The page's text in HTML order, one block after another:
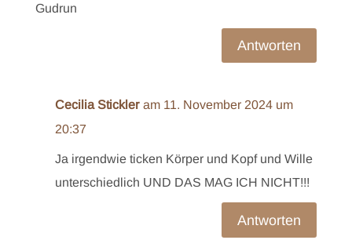
Gudrun
Antworten
Cecilia Stickler am 11. November 2024 um
20:37
Ja irgendwie ticken Körper und Kopf und Wille
unterschiedlich UND DAS MAG ICH NICHT!!!
Antworten